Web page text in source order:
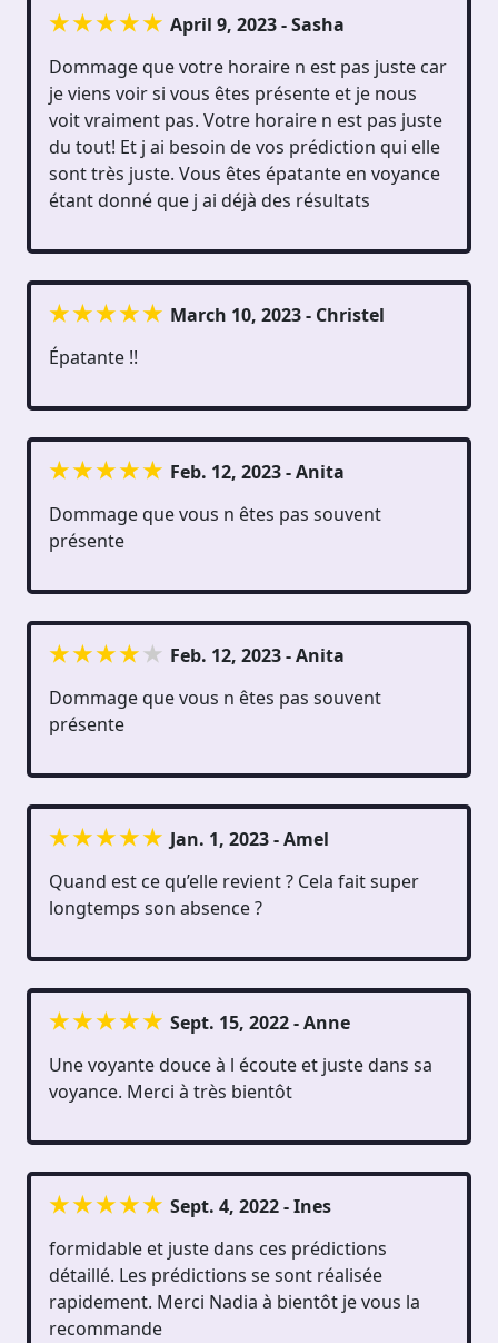
April 9, 2023 - Sasha
Dommage que votre horaire n est pas juste car
je viens voir si vous êtes présente et je nous
voit vraiment pas. Votre horaire n est pas juste
du tout! Et j ai besoin de vos prédiction qui elle
sont très juste. Vous êtes épatante en voyance
étant donné que j ai déjà des résultats
March 10, 2023 - Christel
Épatante !!
Feb. 12, 2023 - Anita
Dommage que vous n êtes pas souvent
présente
Feb. 12, 2023 - Anita
Dommage que vous n êtes pas souvent
présente
Jan. 1, 2023 - Amel
Quand est ce qu’elle revient ? Cela fait super
longtemps son absence ?
Sept. 15, 2022 - Anne
Une voyante douce à l écoute et juste dans sa
voyance. Merci à très bientôt
Sept. 4, 2022 - Ines
formidable et juste dans ces prédictions
détaillé. Les prédictions se sont réalisée
rapidement. Merci Nadia à bientôt je vous la
recommande